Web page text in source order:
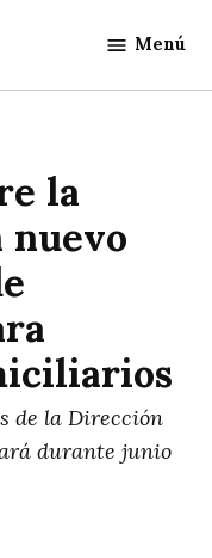
Menú
la
de la Dirección
durante junio